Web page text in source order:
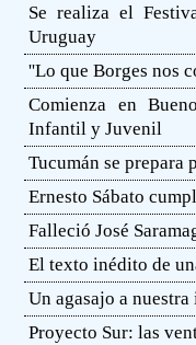
Se realiza el
Uruguay
''Lo que Borges nos
Comienza en
Infantil y Juvenil
Tucumán se prepara
Ernesto Sábato
Falleció José
El texto inédito de
Un agasajo a
Proyecto Sur: las